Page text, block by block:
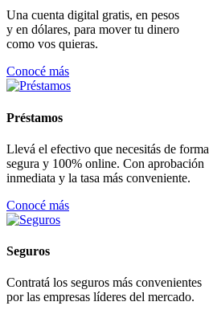
Una cuenta digital gratis, en pesos
y en dólares, para mover tu dinero
como vos quieras.
Conocé más
Préstamos
Llevá el efectivo que necesitás de forma
segura y 100% online. Con aprobación
inmediata y la tasa más conveniente.
Conocé más
Seguros
Contratá los seguros más convenientes
por las empresas líderes del mercado.